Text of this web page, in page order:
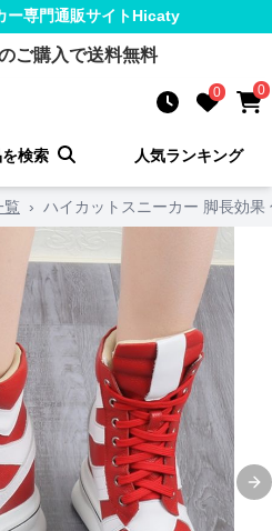
ー専門通販サイトHicaty
ご購入で送料無料
0 0
検索 人気ランキング
覧 › ハイカットスニーカー 脚長効